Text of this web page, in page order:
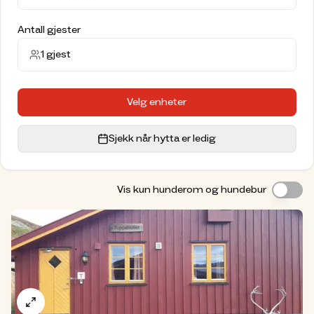
Kalhovd turisthytte tilbyr et bredt utvalg av
turutstyr for utleie. I sommerhalvåret kan du leie
sykler.
Turer og opplevelser på Kalhovd
mange muligheter for spennende aktiviteter
Utforsk utsiktstopper, lettgåtte
stier og merkede ruter til nærliggende
hytter.
Sykkelturer:Sykle i spektakulært terreng –
lei sykkel på hytta eller ta med egen.
Padleturer: Lei kajakk, kano eller SUP og nyt
Hardangervidda fra vannet.
Opplev vinteren på vidda med
Antall gjester
1gjest
Velg enheter
Sjekk når hytta er ledig
Vis kun hunderom og hundebur